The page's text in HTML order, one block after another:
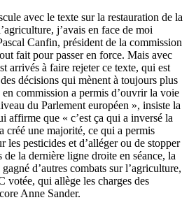
avec le texte sur la restauration de la
j’avais en face de moi
Canfin, président de la commission
fait pour passer en force. Mais avec
arrivés à faire rejeter ce texte, qui est
décisions qui mènent à toujours plus
commission a permis d’ouvrir la voie
du Parlement européen », insiste la
affirme que « c’est ça qui a inversé la
créé une majorité, ce qui a permis
les pesticides et d’alléger ou de stopper
la dernière ligne droite en séance, la
d’autres combats sur l’agriculture,
votée, qui allège les charges des
Anne Sander.